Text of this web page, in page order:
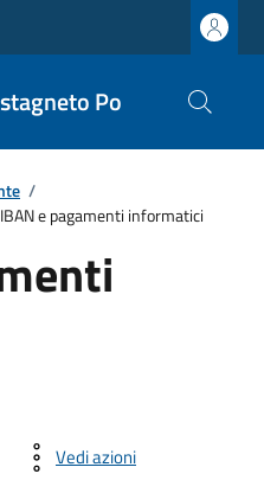
Po
/
IBAN e pagamenti informatici
Vedi azioni